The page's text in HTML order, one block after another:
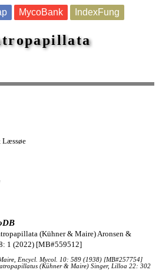
MycoBank IndexFung
Læssøe
(Kühner & Maire) Aronsen &
1 (2022) [MB#559512]
Encycl. Mycol. 10: 589 (1938) [MB#257754]
(Kühner & Maire) Singer, Lilloa 22: 302